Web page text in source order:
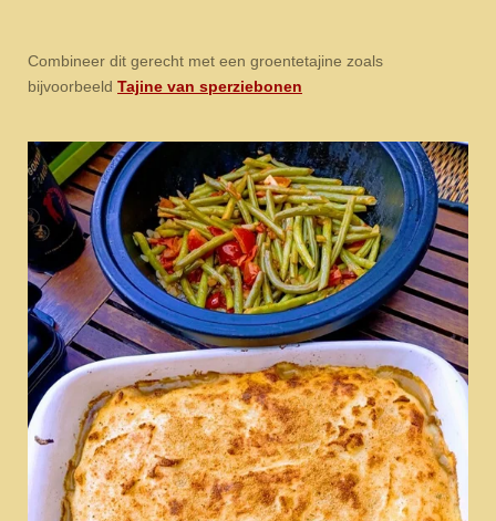
Combineer dit gerecht met een groentetajine zoals
bijvoorbeeld Tajine van sperziebonen